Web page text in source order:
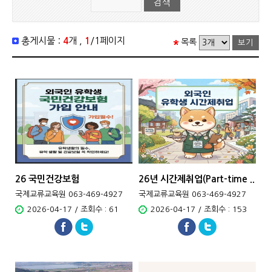
총게시물 : 4 개 , 1 /1페이지 목록
26 국민건강보험
국제교류교육원 063-469-4927
2026-04-17 / 조회수 : 61
26년 시간제취업(Part-time ..
국제교류교육원 063-469-4927
2026-04-17 / 조회수 : 153